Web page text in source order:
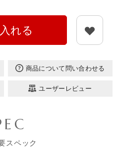
れる
商品について問い合わせる
ユーザーレビュー
スペック